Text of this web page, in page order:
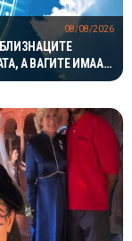
БЛИЗНАЦИТЕ
А ВАГИТЕ ИМААТ
08/08/2026